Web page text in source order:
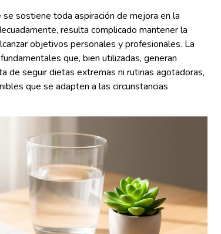
sostiene toda aspiración de mejora en la
resulta complicado mantener la
objetivos personales y profesionales. La
que, bien utilizadas, generan
de seguir dietas extremas ni rutinas agotadoras,
que se adapten a las circunstancias